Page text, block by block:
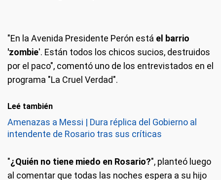
"En la Avenida Presidente Perón está el barrio
'zombie'. Están todos los chicos sucios, destruidos
por el paco", comentó uno de los entrevistados en el
programa "La Cruel Verdad".
Leé también
Amenazas a Messi | Dura réplica del Gobierno al
intendente de Rosario tras sus críticas
"¿Quién no tiene miedo en Rosario?", planteó luego
al comentar que todas las noches espera a su hijo